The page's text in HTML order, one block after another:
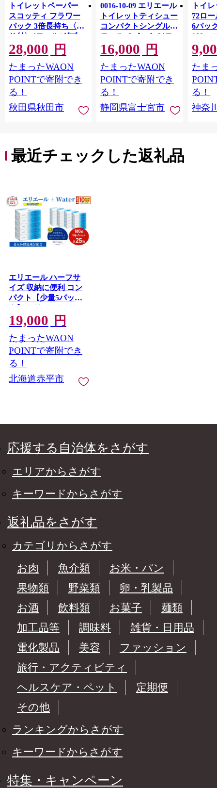
トイレットペーパー
スコッティ フラワー
パック 3倍長持ち〈香
り付〉4ロール(ダブ
ル)×12パック 日用品
最短翌日発送 [スコッ
ティ フラワーパック
トイレットペーパー
日本製紙クレシア] 秋
田県秋田市
28,000 円
たまったWAON
POINTで寄附でき
る！
秋田県秋田市
0016-10-09 エリエール
トイレットティシュー
コンパクトシングル 8
ロール×8パック 64ロ
ール 1.5倍巻 82.5m
トイレットペーパー
シングル パルプ100％
香りつき 日用品 消耗
品 備蓄
16,000 円
たまったWAON
POINTで寄附でき
る！
静岡県富士宮市
トイ
72ロ
6パッ
100m
FSCリ
長巻タ
100％
防災
ペー
川県
トペー
たま
る！
神奈
最近チェックした返礼品
エリエール ハーフサ
イズ 収納に便利 コン
パクト【少量5パッ
ク】 エリエール ＋
Water 180組 5箱 5パッ
ク 計25箱 最短 10日以
内配送 最短配送 ティ
ッシュペーパー 箱 や
わらか 紙 防災 常備品
備蓄品 消耗品
19,000 円
たまったWAON
POINTで寄附でき
る！
北海道赤平市
応援する自治体をさがす
エリアからさがす
キーワードからさがす
返礼品をさがす
カテゴリからさがす
お肉
魚介類
お米・パン
果物類
野菜類
卵・乳製品
お酒
飲料類 お菓子
麺類
加工品等
調味料
雑貨・日用品
電化製品
美容
ファッション
旅行・アクティビティ
ヘルスケア・ペット
定期便
その他
ランキングからさがす
キーワードからさがす
特集・キャンペーン